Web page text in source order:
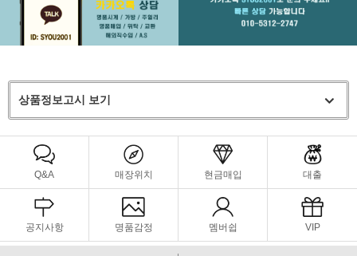
상품정보고시 보기
Q&A 매장위치 현금매입 대출
공지사항 명품감정 멤버쉽 VIP